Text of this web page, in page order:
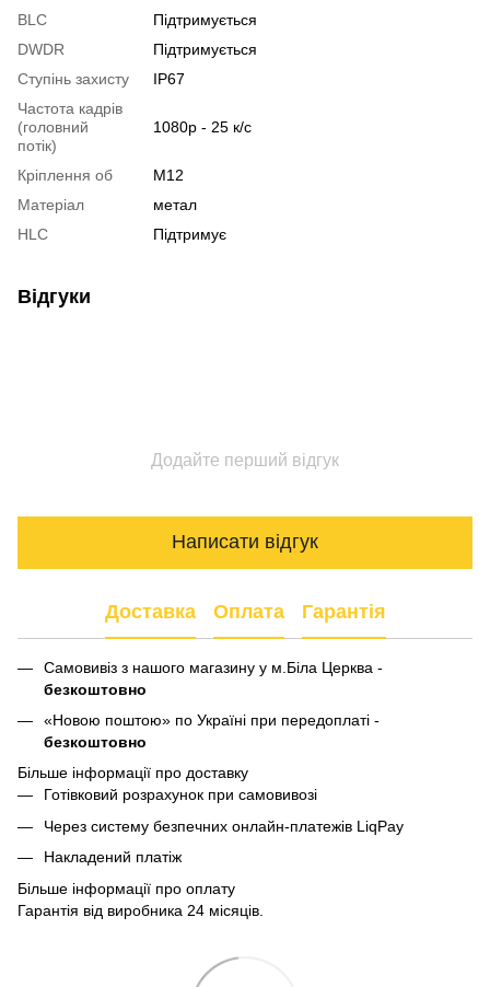
BLC
Підтримується
DWDR
Підтримується
Ступінь захисту
IP67
Частота кадрів
(головний
потік)
1080p - 25 к/с
Кріплення об
M12
Матеріал
метал
HLC
Підтримує
Відгуки
Додайте перший відгук
Написати відгук
Доставка Оплата Гарантія
Самовивіз з нашого магазину у м.Біла Церква -
безкоштовно
«Новою поштою» по Україні при передоплаті -
безкоштовно
Більше інформації про доставку
Готівковий розрахунок при самовивозі
Через систему безпечних онлайн-платежів LiqPay
Накладений платіж
Більше інформації про оплату
Гарантія від виробника 24 місяців.